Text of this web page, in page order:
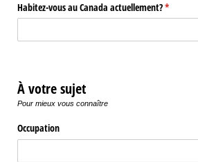
Habitez-vous au Canada actuellement?*
(requis)
À votre sujet
Pour mieux vous connaître
Occupation